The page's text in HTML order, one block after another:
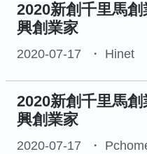
2020新創千里馬
興創業家
2020-07-17 Hinet
2020新創千里馬
興創業家
2020-07-17